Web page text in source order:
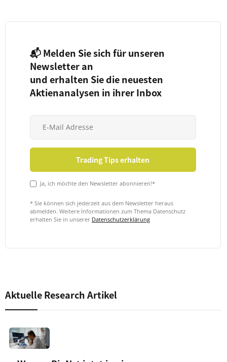
📬 Melden Sie sich für unseren
Newsletter an
und erhalten Sie die neuesten
Aktienanalysen in ihrer Inbox
Ja, ich möchte den Newsletter abonnieren!*
* Sie können sich jederzeit aus dem Newsletter heraus
abmelden. Weitere Informationen zum Thema Datenschutz
erhalten Sie in unserer Datenschutzerklärung
Aktuelle Research Artikel